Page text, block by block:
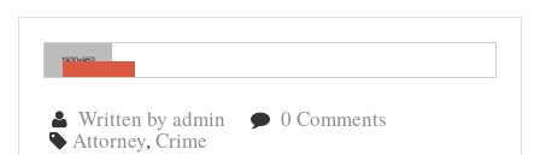
Gen
04
Written by admin 0 Comments
Attorney,Crime